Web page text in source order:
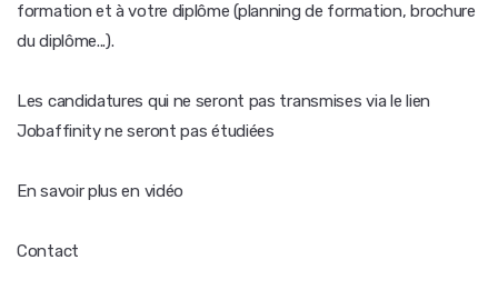
formation et à votre diplôme (planning de formation, brochure
du diplôme...).
Les candidatures qui ne seront pas transmises via le lien
Jobaffinity ne seront pas étudiées
En savoir plus en vidéo
Contact